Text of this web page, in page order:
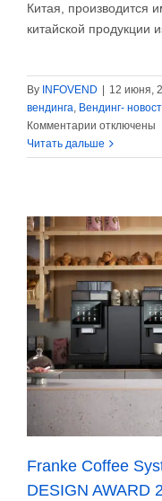
Китая, производится
китайской продукции
By INFOVEND 12 июня,
вендинга, Вендинг-
Комментарии к
записи
Китайский
стоимостью
443
миллиона
долларов
отключены
Читать дальше
Franke Coffee
DESIGN AWARD